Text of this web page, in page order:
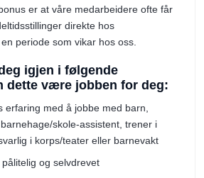
er at våre medarbeidere ofte får
direkte hos
periode som vikar hos oss.
igjen i følgende
dette være jobben for deg:
erfaring med å jobbe med barn,
skole-assistent, trener i
i korps/teater eller barnevakt
og selvdrevet